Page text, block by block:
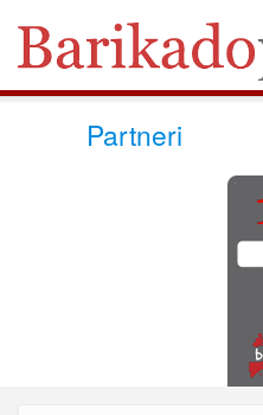
Partneri